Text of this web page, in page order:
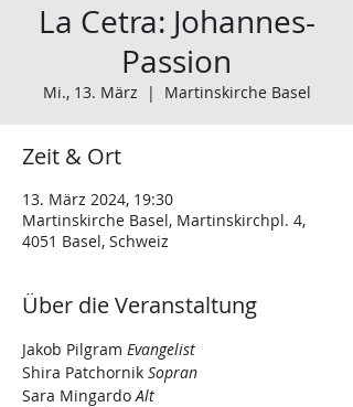
La Cetra: Johannes-
Passion
Mi., 13. März
  |
Martinskirche Basel
Zeit & Ort
13. März 2024, 19:30
Martinskirche Basel, Martinskirchpl. 4,
4051 Basel, Schweiz
Über die Veranstaltung
Jakob Pilgram Evangelist
Shira Patchornik Sopran
Sara Mingardo Alt